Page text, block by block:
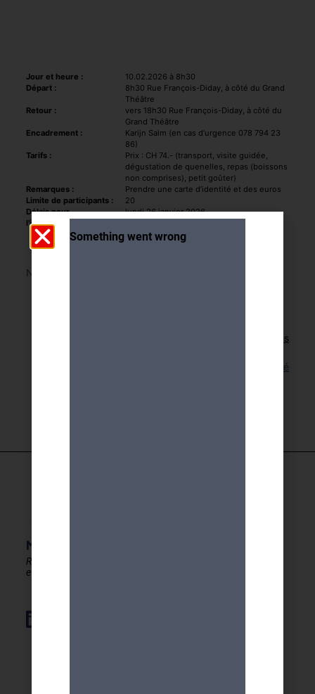
Jour et heure :
10.02.2026 à 8h30
Départ :
8h30 Rue François-Diday, à côté du Grand
Théâtre
Retour :
vers 18h30 Rue François-Diday, à côté du
Grand Théâtre
Encadrement :
Karijn Salm (en cas d’urgence 078 794 23
86)
Tarifs :
Prix : CH 74.- (transport, visite guidée,
dégustation de quenelles, repas (boissons
non comprises), petit goûter)
Remarques :
Prendre une carte d’identité et des euros
Limite de participants :
20
Délais pour
l'inscription :
lundi 26 janvier 2026
Nous sommes désolés, cette activité a déjà eu lieu.
Retour aux activités
Lien pour cette activité
MDA GENEVE - ACTIVITES 50+
Rester en forme, créatif
et autonome après 50 ans !